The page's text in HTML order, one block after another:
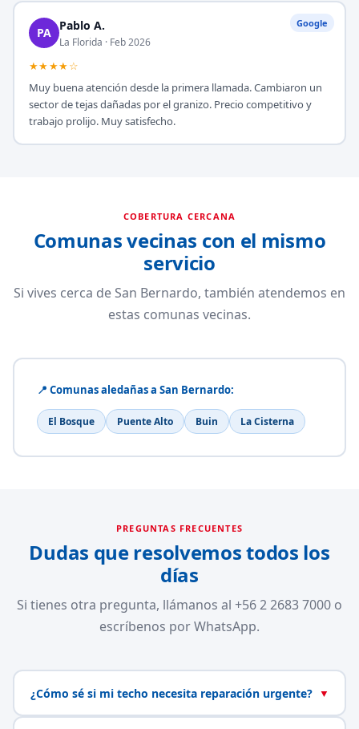
Google
PA Pablo A.
La Florida · Feb 2026
★★★★☆
Muy buena atención desde la primera llamada. Cambiaron un
sector de tejas dañadas por el granizo. Precio competitivo y
trabajo prolijo. Muy satisfecho.
COBERTURA CERCANA
Comunas vecinas con el mismo
servicio
Si vives cerca de San Bernardo, también atendemos en
estas comunas vecinas.
📍 Comunas aledañas a San Bernardo:
El Bosque Puente Alto Buin La Cisterna
PREGUNTAS FRECUENTES
Dudas que resolvemos todos los
días
Si tienes otra pregunta, llámanos al +56 2 2683 7000 o
escríbenos por WhatsApp.
¿Cómo sé si mi techo necesita reparación urgente? ▼